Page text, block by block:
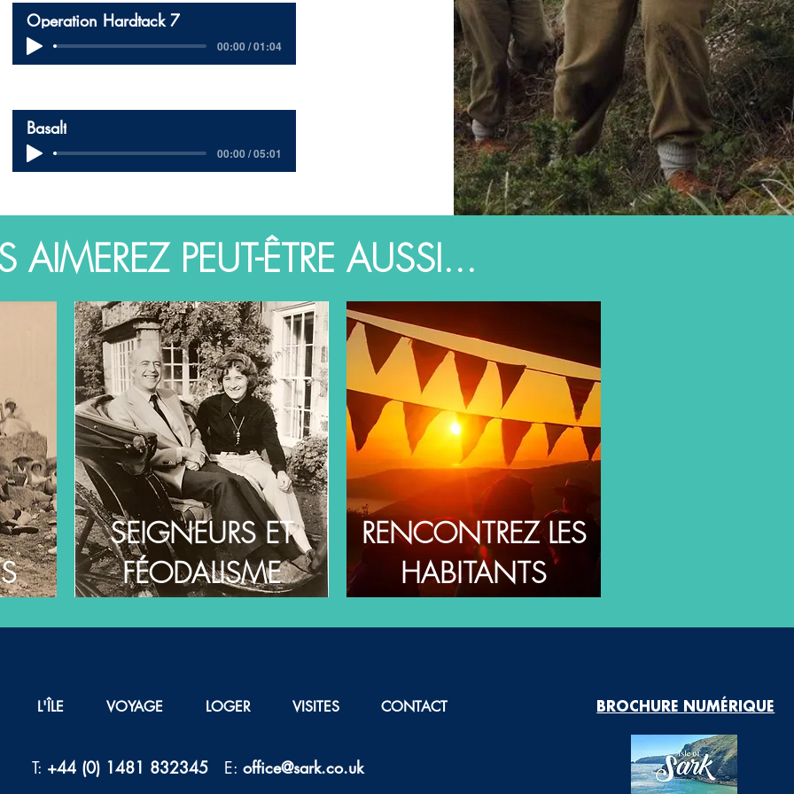
Operation Hardtack 7
00:00 / 01:04
Basalt
00:00 / 05:01
AIMEREZ PEUT-ÊTRE AUSSI...
SEIGNEURS ET
FÉODALISME
RENCONTREZ LES
HABITANTS
L'ÎLE VOYAGE LOGER VISITES CONTACT
T: +44 (0) 1481 832345E: office@sark.co.uk
BROCHURE NUMÉRIQUE